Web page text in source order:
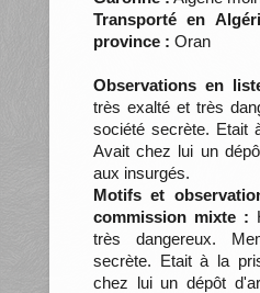
Transporté en
province : Oran
Observations en
très exalté et très
société secrète. Etait
Avait chez lui un
aux insurgés.
Motifs et
commission mixte :
très dangereux.
secrète. Etait à la
chez lui un dépôt